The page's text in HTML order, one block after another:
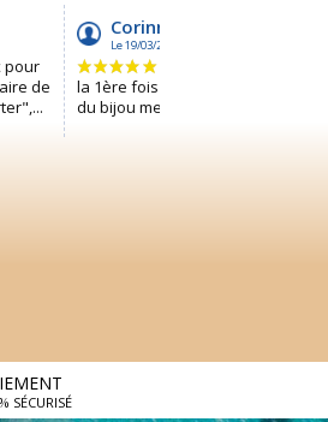
SÉCURISÉ